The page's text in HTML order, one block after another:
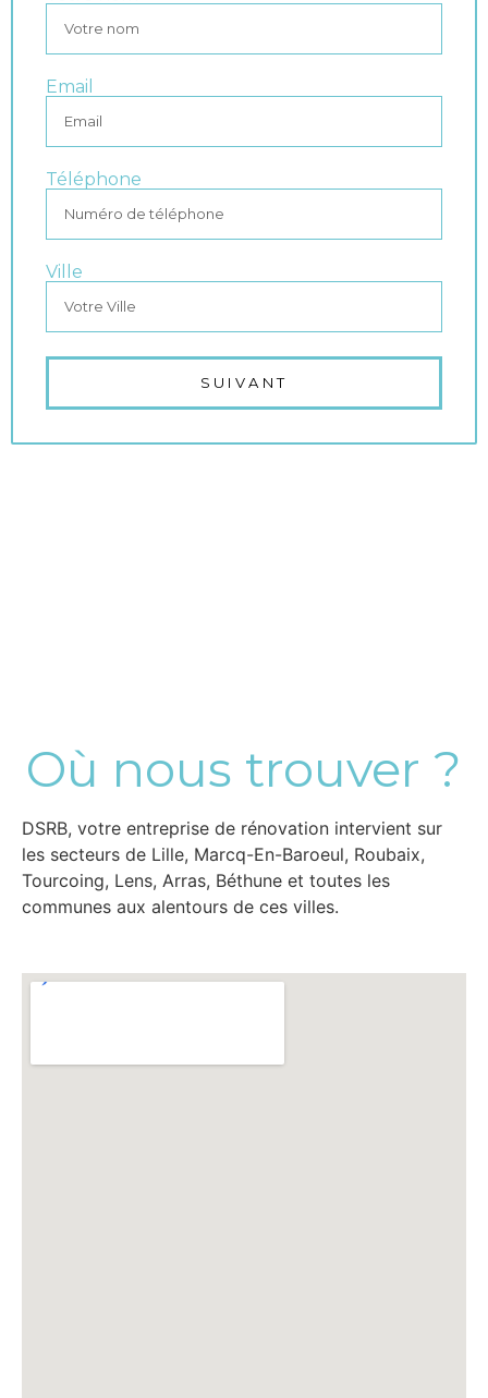
Email
Téléphone
Ville
SUIVANT
Où nous trouver ?
DSRB, votre entreprise de rénovation intervient sur
les secteurs de Lille, Marcq-En-Baroeul, Roubaix,
Tourcoing, Lens, Arras, Béthune et toutes les
communes aux alentours de ces villes.